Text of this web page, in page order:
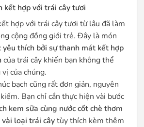
kết hợp với trái cây tươi
hợp với trái cây tươi từ lâu đã làm
cộng đồng giới trẻ. Đây là món
yêu thích bởi sự thanh mát kết hợp
của trái cây khiến bạn không thể
của chúng.
bạch cũng rất đơn giản, nguyên
Bạn chỉ cần thực hiện vài bước
kem sữa cùng nước cốt chè thơm
loại trái câytùy thích kèm thêm